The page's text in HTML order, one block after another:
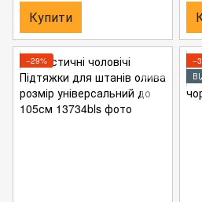
Купити
−29%